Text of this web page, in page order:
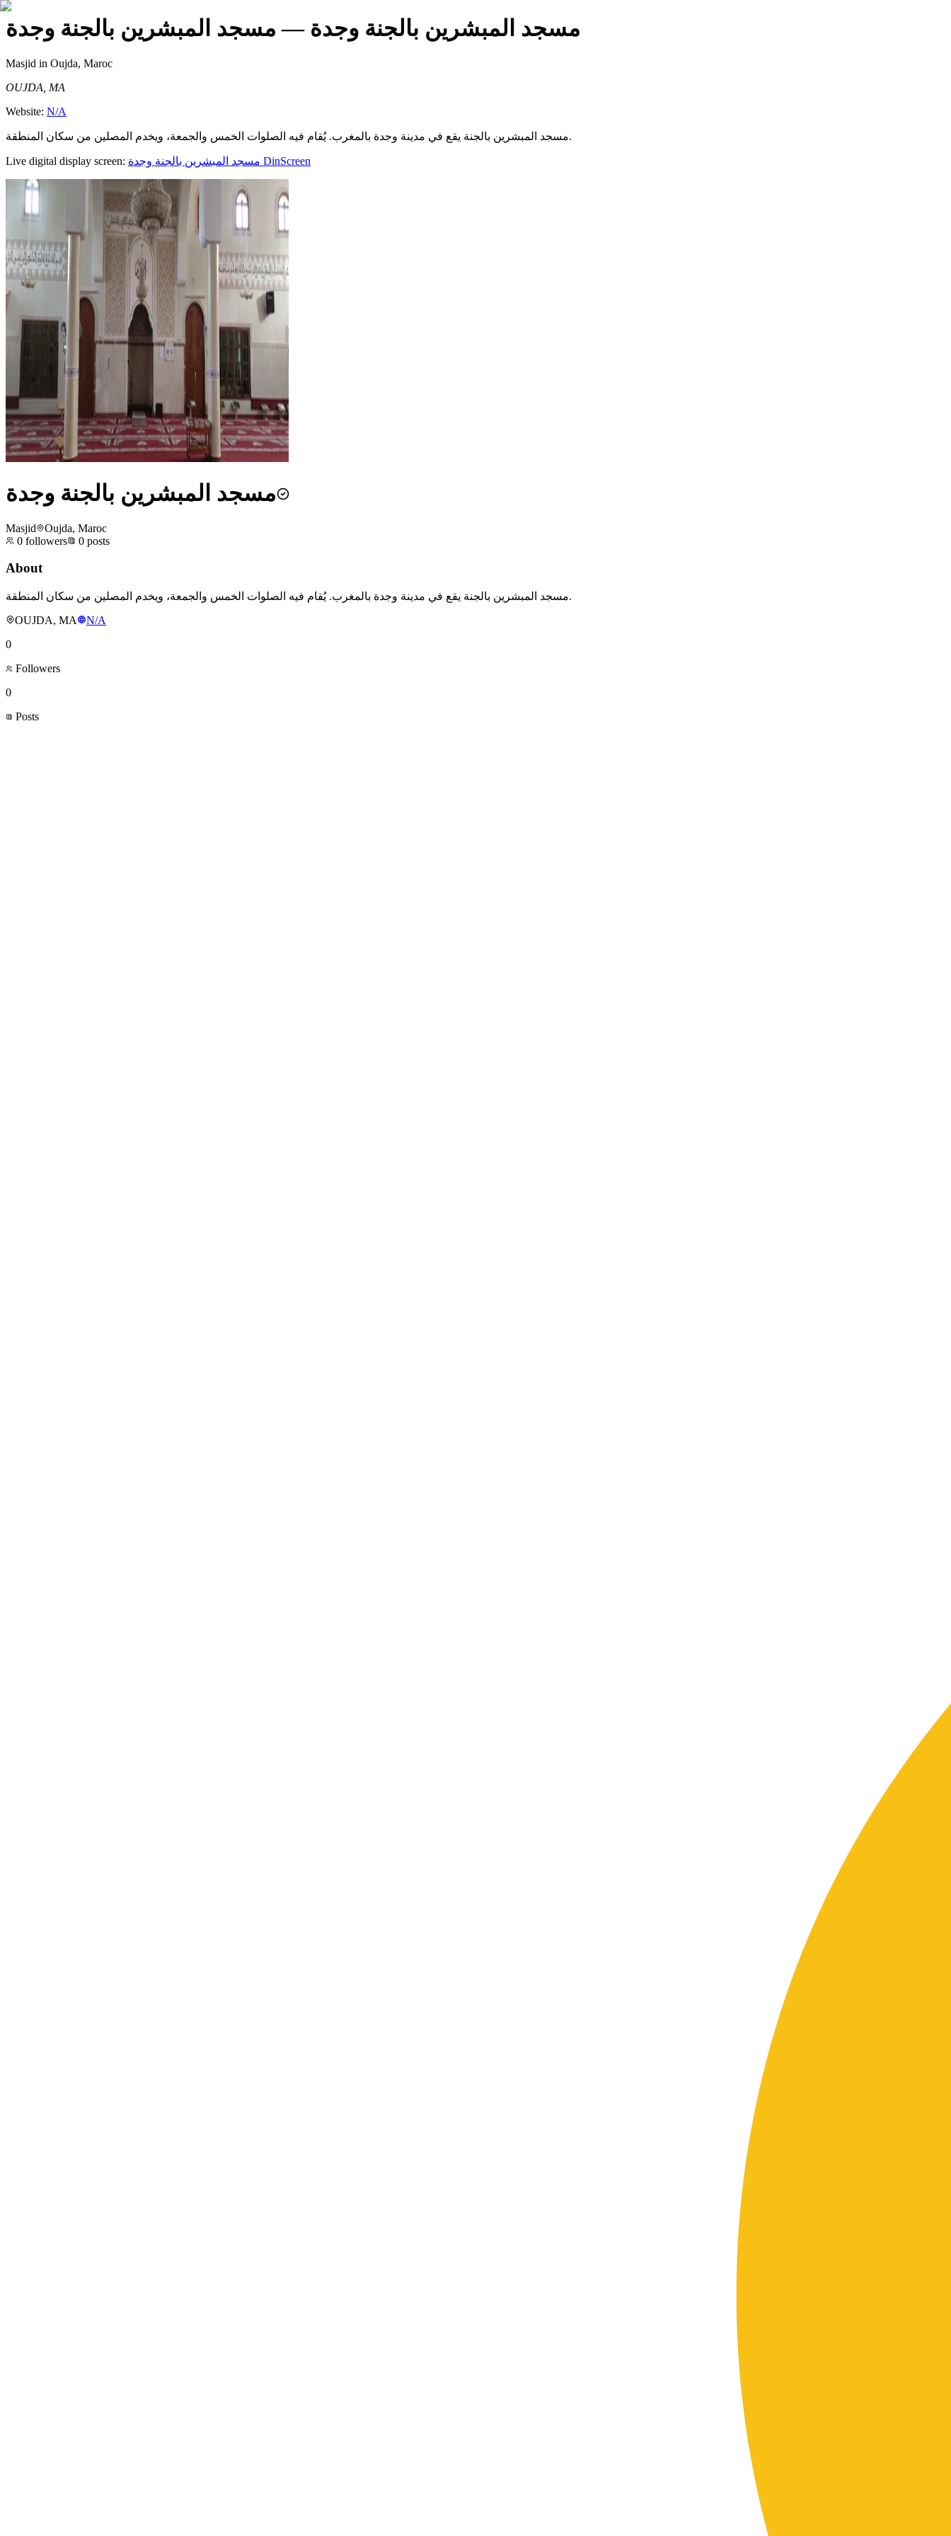
مسجد المبشرين بالجنة وجدة — مسجد المبشرين بالجنة وجدة
Masjid in Oujda, Maroc
OUJDA, MA
Website: N/A
مسجد المبشرين بالجنة يقع في مدينة وجدة بالمغرب. يُقام فيه الصلوات الخمس والجمعة، ويخدم المصلين من سكان المنطقة.
Live digital display screen: مسجد المبشرين بالجنة وجدة DinScreen
مسجد المبشرين بالجنة وجدة
Masjid
Oujda, Maroc
0 followers 0 posts
About
مسجد المبشرين بالجنة يقع في مدينة وجدة بالمغرب. يُقام فيه الصلوات الخمس والجمعة، ويخدم المصلين من سكان المنطقة.
OUJDA, MA
N/A
0
Followers
0
Posts